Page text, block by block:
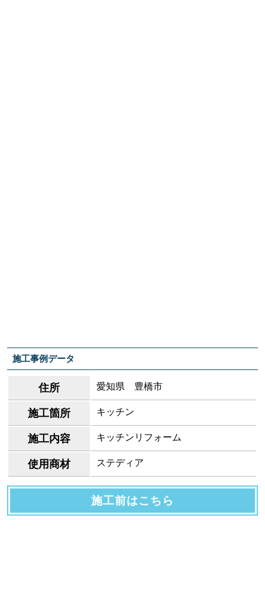
施工事例データ
住所 愛知県 豊橋市
施工箇所 キッチン
施工内容 キッチンリフォーム
使用商材 ステディア
施工前はこちら